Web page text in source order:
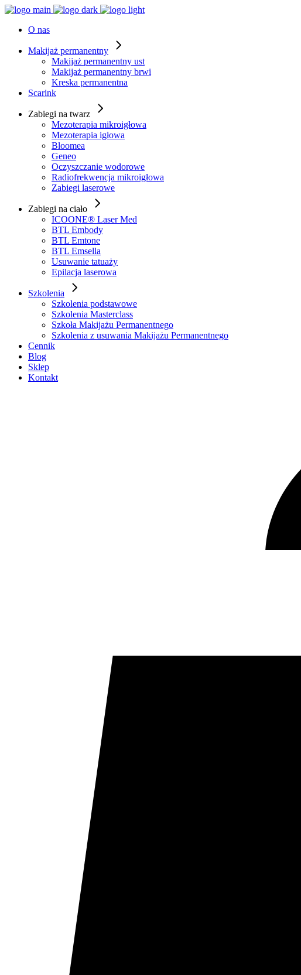
O nas
Makijaż permanentny
Makijaż permanentny ust
Makijaż permanentny brwi
Kreska permanentna
Scarink
Zabiegi na twarz
Mezoterapia mikroigłowa
Mezoterapia igłowa
Bloomea
Geneo
Oczyszczanie wodorowe
Radiofrekwencja mikroigłowa
Zabiegi laserowe
Zabiegi na ciało
ICOONE® Laser Med
BTL Embody
BTL Emtone
BTL Emsella
Usuwanie tatuaży
Epilacja laserowa
Szkolenia
Szkolenia podstawowe
Szkolenia Masterclass
Szkoła Makijażu Permanentnego
Szkolenia z usuwania Makijażu Permanentnego
Cennik
Blog
Sklep
Kontakt